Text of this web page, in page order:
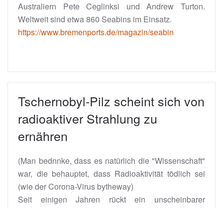
Australiern Pete Ceglinksi und Andrew Turton.
Weltweit sind etwa 860 Seabins im Einsatz.
https://www.bremenports.de/magazin/seabin
Tschernobyl-Pilz scheint sich von
radioaktiver Strahlung zu
ernähren
(Man bednnke, dass es natürlich die "Wissenschaft"
war, die behauptet, dass Radioaktivität tödlich sei
(wie der Corona-Virus bytheway)
Seit einigen Jahren rückt ein unscheinbarer